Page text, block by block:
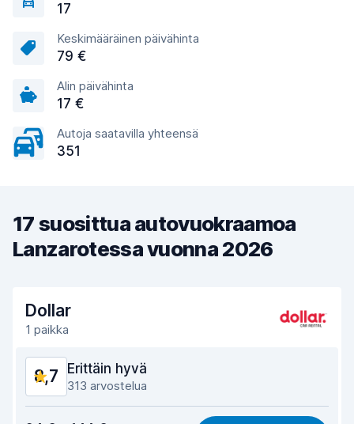
17
Keskimääräinen päivähinta
79 €
Alin päivähinta
17 €
Autoja saatavilla yhteensä
351
17 suosittua autovuokraamoa
Lanzarotessa vuonna 2026
Dollar
1 paikka
8,7 Erittäin hyvä
313 arvostelua
8,3